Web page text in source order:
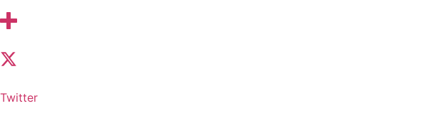
Twitter